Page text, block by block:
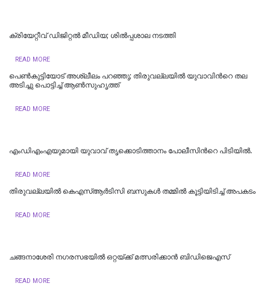
ക്രിയേറ്റീവ് ഡിജിറ്റല്‍ മീഡിയ; ശില്‍പ്പശാല നടത്തി
READ MORE
പെൺകുട്ടിയോട് അശ്ലീലം പറഞ്ഞു; തിരുവല്ലയിൽ യുവാവിന്‍റെ തല
അടിച്ചു പൊട്ടിച്ച് ആൺസുഹൃത്ത്
READ MORE
എംഡിഎംഎയുമായി യുവാവ് തൃക്കൊടിത്താനം പോലീസിന്‍റെ പിടിയിൽ.
READ MORE
തിരുവല്ലയിൽ കെഎസ്ആർടിസി ബസുകൾ തമ്മിൽ കൂട്ടിയിടിച്ച് അപകടം
READ MORE
ചങ്ങനാശേരി നഗരസഭയിൽ ഒറ്റയ്ക്ക് മത്സരിക്കാൻ ബിഡിജെഎസ്
READ MORE